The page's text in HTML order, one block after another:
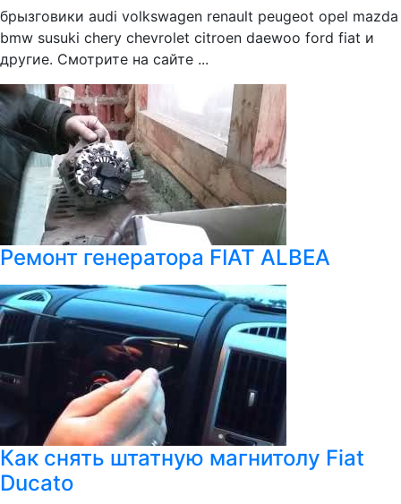
брызговики audi volkswagen renault peugeot opel mazda
bmw susuki chery chevrolet citroen daewoo ford fiat и
другие. Смотрите на сайте ...
Ремонт генератора FIAT ALBEA
Как снять штатную магнитолу Fiat
Ducato